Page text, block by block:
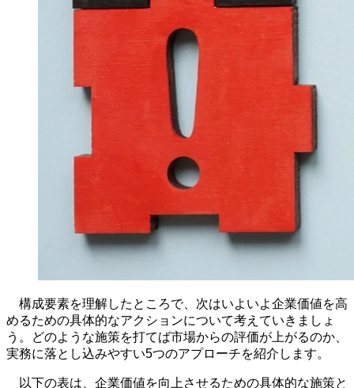
構成要素を理解したところで、次はいよいよ企業価値を高
めるための具体的なアクションについて考えていきましょ
う。どのような施策を打てば市場からの評価が上がるのか、
実務に落とし込みやすい5つのアプローチを紹介します。
以下の表は、企業価値を向上させるための具体的な施策と